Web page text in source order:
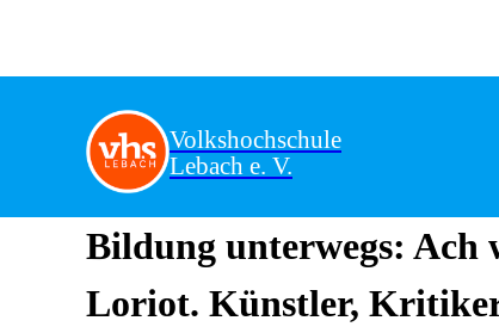
Volkshochschule
Lebach e. V.
Bildung unterwegs: Ach
Loriot. Künstler,